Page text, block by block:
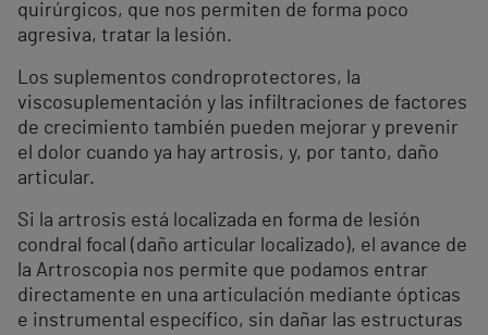
quirúrgicos, que nos permiten de forma poco
agresiva, tratar la lesión.
Los suplementos condroprotectores, la
viscosuplementación y las infiltraciones de factores
de crecimiento también pueden mejorar y prevenir
el dolor cuando ya hay artrosis, y, por tanto, daño
articular.
Si la artrosis está localizada en forma de lesión
condral focal (daño articular localizado), el avance de
la Artroscopia nos permite que podamos entrar
directamente en una articulación mediante ópticas
e instrumental específico, sin dañar las estructuras